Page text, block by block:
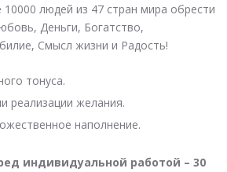
людей из 47 стран мира обрести
Деньги, Богатство,
Смысл жизни и Радость!
тонуса.
реализации желания.
наполнение.
индивидуальной работой – 30